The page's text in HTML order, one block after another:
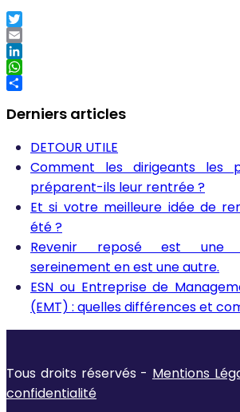
Twitter
Email
LinkedIn
WhatsApp
Derniers articles
DETOUR UTILE
Comment les dirigeants les
préparent-ils leur rentrée ?
Et si votre meilleure idée de
été ?
Revenir reposé est une
sereinement en est une autre.
ESN ou Entreprise de
(EMT) : quelles différences et
Tous droits réservés - Mentions
confidentialité